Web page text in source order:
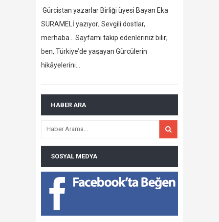
Gürcistan yazarlar Birliği üyesi Bayan Eka
SURAMELİ yazıyor; Sevgili dostlar,
merhaba… Sayfamı takip edenleriniz bilir;
ben, Türkiye’de yaşayan Gürcülerin
hikâyelerini…
HABER ARA
SOSYAL MEDYA